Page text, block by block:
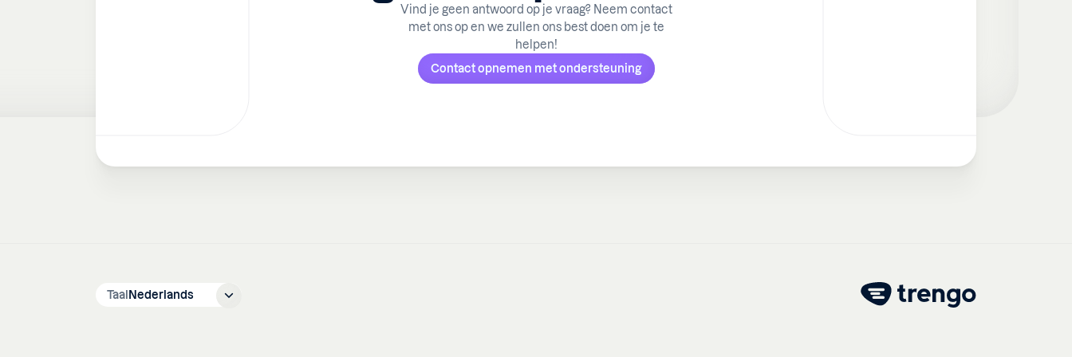
Vind je geen antwoord op je vraag? Neem contact
met ons op en we zullen ons best doen om je te
helpen!
Contact opnemen met ondersteuning
TaalNederlands